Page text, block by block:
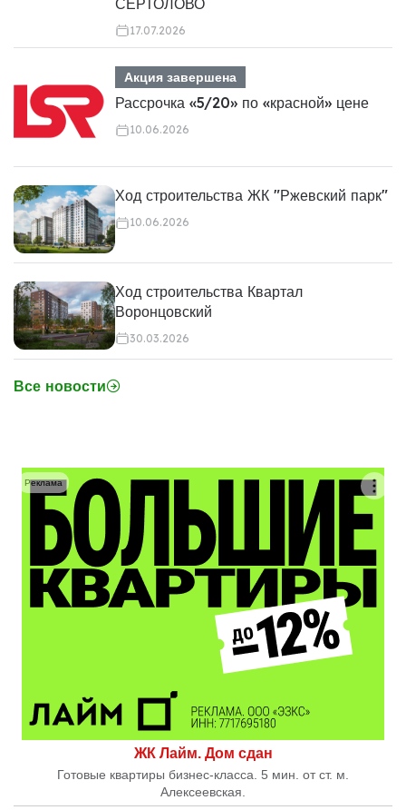
17.07.2026
Акция завершена
Рассрочка «5/20» по «красной» цене
10.06.2026
Ход строительства ЖК "Ржевский парк"
10.06.2026
Ход строительства Квартал
Воронцовский
30.03.2026
Все новости
ЖК Лайм. Дом сдан
Готовые квартиры бизнес-класса. 5 мин. от ст. м.
Алексеевская.
Реклама